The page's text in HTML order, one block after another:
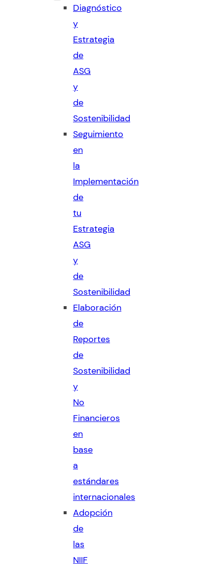
Diagnóstico
y
Estrategia
de
ASG
y
de
Sostenibilidad
Seguimiento
en
la
Implementación
de
tu
Estrategia
ASG
y
de
Sostenibilidad
Elaboración
de
Reportes
de
Sostenibilidad
y
No
Financieros
en
base
a
estándares
internacionales
Adopción
de
las
NIIF